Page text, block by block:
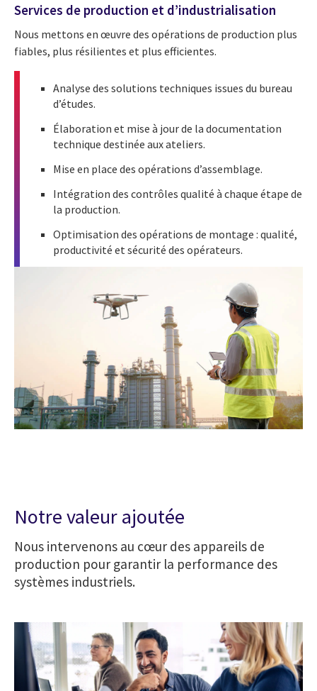
Services de production et d’industrialisation
Nous mettons en œuvre des opérations de production plus
fiables, plus résilientes et plus efficientes.
Analyse des solutions techniques issues du bureau
d’études.
Élaboration et mise à jour de la documentation
technique destinée aux ateliers.
Mise en place des opérations d’assemblage.
Intégration des contrôles qualité à chaque étape de
la production.
Optimisation des opérations de montage : qualité,
productivité et sécurité des opérateurs.
Notre valeur ajoutée
Nous intervenons au cœur des appareils de
production pour garantir la performance des
systèmes industriels.